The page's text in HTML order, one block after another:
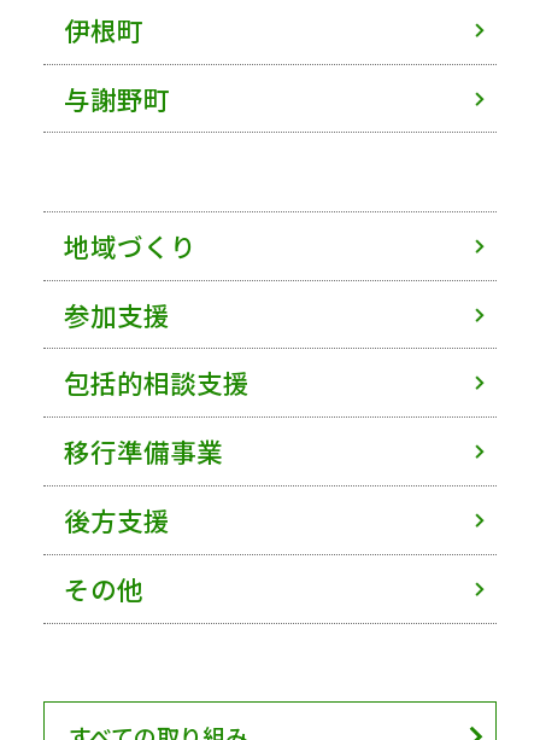
伊根町
与謝野町
地域づくり
参加支援
包括的相談支援
移行準備事業
後方支援
その他